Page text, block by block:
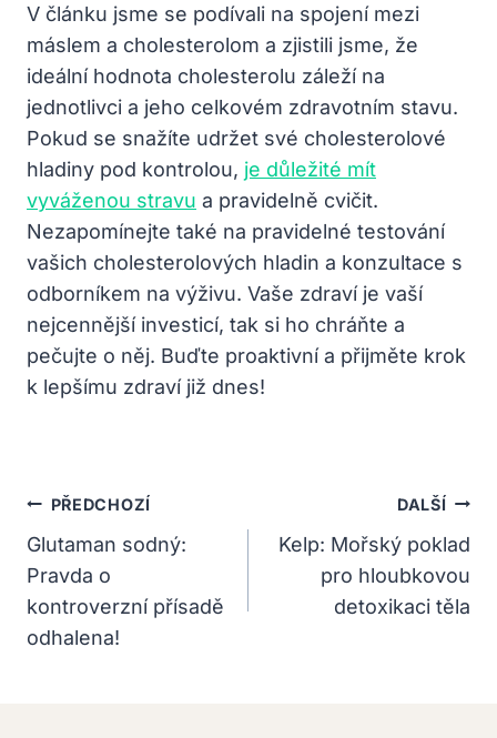
V článku jsme se podívali na spojení mezi
máslem a cholesterolom a zjistili jsme, že
ideální hodnota cholesterolu záleží na
jednotlivci a jeho celkovém zdravotním stavu.
Pokud se snažíte udržet své cholesterolové
hladiny pod kontrolou, je důležité mít
vyváženou stravu a pravidelně cvičit.
Nezapomínejte také na pravidelné testování
vašich cholesterolových hladin a konzultace s
odborníkem na výživu. Vaše zdraví je vaší
nejcennější investicí, tak si ho chráňte a
pečujte o něj. Buďte proaktivní a přijměte krok
k lepšímu zdraví již dnes!
Navigace
Pro
Příspěvek
PŘEDCHOZÍ
Glutaman sodný:
Pravda o
kontroverzní přísadě
odhalena!
DALŠÍ
Kelp: Mořský poklad
pro hloubkovou
detoxikaci těla